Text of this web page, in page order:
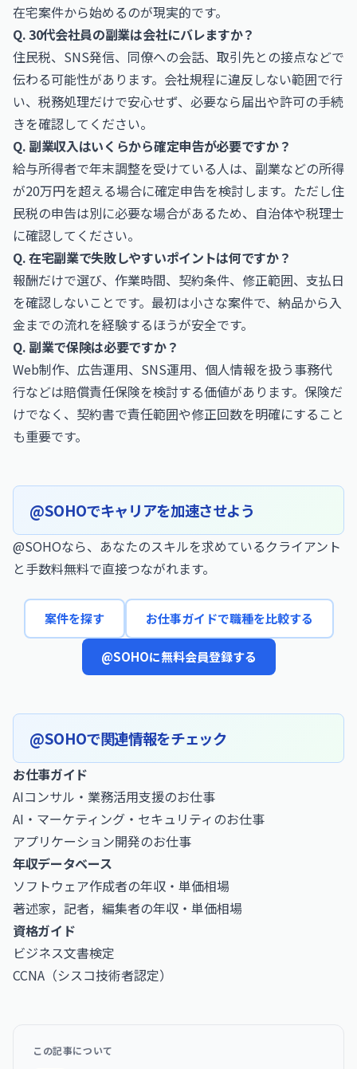
在宅案件から始めるのが現実的です。
Q. 30代会社員の副業は会社にバレますか？
住民税、SNS発信、同僚への会話、取引先との接点などで
伝わる可能性があります。会社規程に違反しない範囲で行
い、税務処理だけで安心せず、必要なら届出や許可の手続
きを確認してください。
Q. 副業収入はいくらから確定申告が必要ですか？
給与所得者で年末調整を受けている人は、副業などの所得
が20万円を超える場合に確定申告を検討します。ただし住
民税の申告は別に必要な場合があるため、自治体や税理士
に確認してください。
Q. 在宅副業で失敗しやすいポイントは何ですか？
報酬だけで選び、作業時間、契約条件、修正範囲、支払日
を確認しないことです。最初は小さな案件で、納品から入
金までの流れを経験するほうが安全です。
Q. 副業で保険は必要ですか？
Web制作、広告運用、SNS運用、個人情報を扱う事務代
行などは賠償責任保険を検討する価値があります。保険だ
けでなく、契約書で責任範囲や修正回数を明確にすること
も重要です。
@SOHOでキャリアを加速させよう
@SOHOなら、あなたのスキルを求めているクライアント
と手数料無料で直接つながれます。
案件を探す お仕事ガイドで職種を比較する
@SOHOに無料会員登録する
@SOHOで関連情報をチェック
お仕事ガイド
AIコンサル・業務活用支援のお仕事
AI・マーケティング・セキュリティのお仕事
アプリケーション開発のお仕事
年収データベース
ソフトウェア作成者の年収・単価相場
著述家，記者，編集者の年収・単価相場
資格ガイド
ビジネス文書検定
CCNA（シスコ技術者認定）
この記事について